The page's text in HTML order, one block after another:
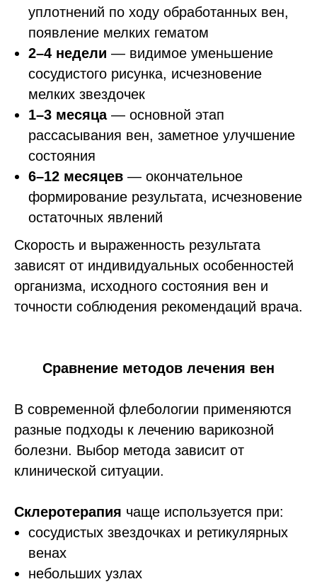
уплотнений по ходу обработанных вен,
появление мелких гематом
2–4 недели — видимое уменьшение
сосудистого рисунка, исчезновение
мелких звездочек
1–3 месяца— основной этап
рассасывания вен, заметное улучшение
состояния
6–12 месяцев — окончательное
формирование результата, исчезновение
остаточных явлений
Скорость и выраженность результата
зависят от индивидуальных особенностей
организма, исходного состояния вен и
точности соблюдения рекомендаций врача.
Сравнение методов лечения вен
В современной флебологии применяются
разные подходы к лечению варикозной
болезни. Выбор метода зависит от
клинической ситуации.
Склеротерапия чаще используется при:
сосудистых звездочках и ретикулярных
венах
небольших узлах